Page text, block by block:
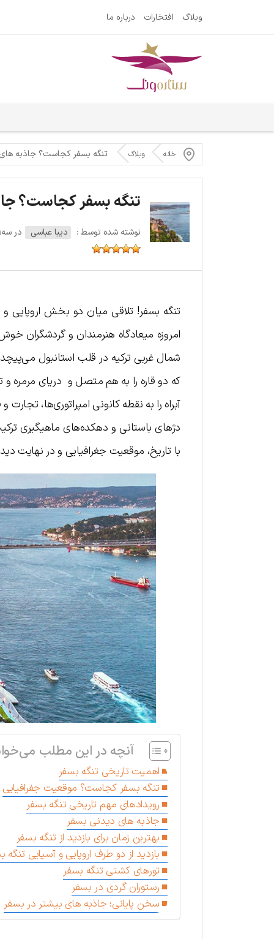
وبلاگ افتخارات درباره ما
خانه وبلاگ تنگه بسفر کجاست؟ جاذبه
تنگه بسفر کجاست؟
نوشته شده توسط : دیبا عباسی در سه‌شنبه 3
تنگه بسفر! تلاقی میان دو بخش اروپایی
امروزه میعادگاه هنرمندان و گردشگران
شمال غربی ترکیه در قلب استانبول
که دو قاره را به هم متصل و دریای مرمره و
آبراه را به نقطه کانونی امپراتوری‌ها،
دژهای باستانی و دهکده‌های ماهیگیری
با تاریخ، موقعیت جغرافیایی و در نهایت
آنچه در این مطلب
اهمیت تاریخی تنگه بسفر
تنگه بسفر کجاست؟ موقعیت جفرافیایی
رویدادهای مهم تاریخی تنگه بسفر
جاذبه های دیدنی بسفر
بهترین زمان برای بازدید از تنگه بسفر
بازدید از دو طرف اروپایی و آسیایی تنگه
تورهای کشتی تنگه بسفر
رستوران گردی در بسفر
سخن پایانی؛ جاذبه های بیشتر در بسفر